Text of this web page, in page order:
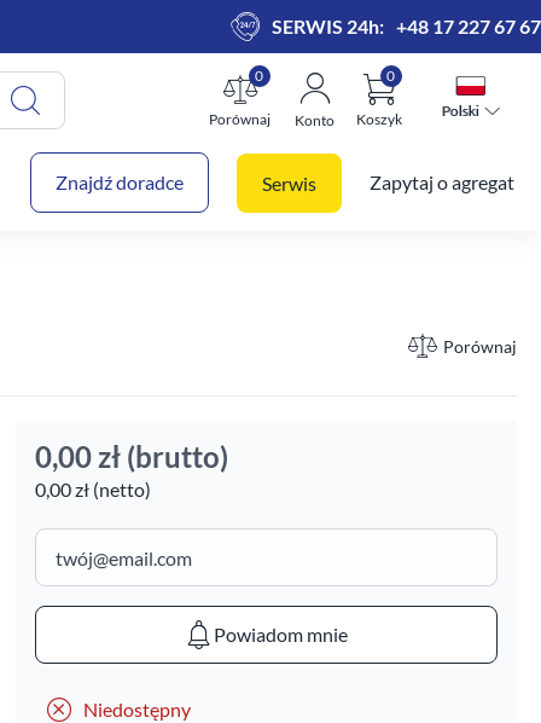
SERWIS 24h: +48 17 227 67 67
Porównaj
0
Konto Koszyk
0
Polski
Polski
Znajdź doradce Serwis Zapytaj o agregat
Porównaj
0,00 zł (brutto)
0,00 zł (netto)
Powiadom mnie
Niedostępny